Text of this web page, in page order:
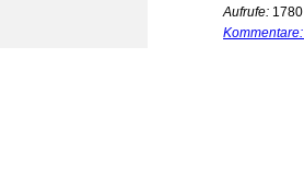
Aufrufe: 1780
Kommentare: